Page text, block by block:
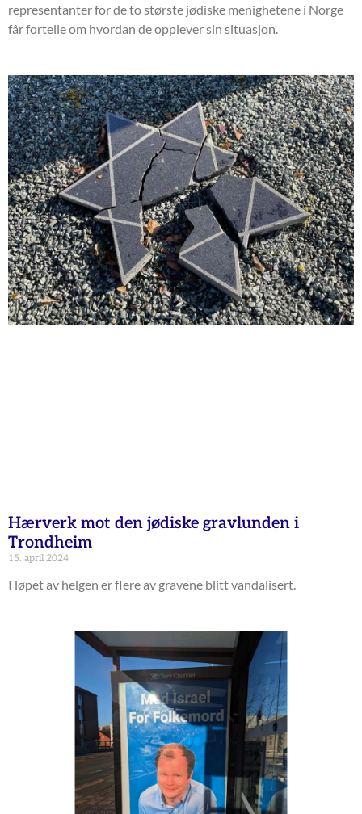
representanter for de to største jødiske menighetene i Norge
får fortelle om hvordan de opplever sin situasjon.
Hærverk mot den jødiske gravlunden i
Trondheim
15. april 2024
I løpet av helgen er flere av gravene blitt vandalisert.